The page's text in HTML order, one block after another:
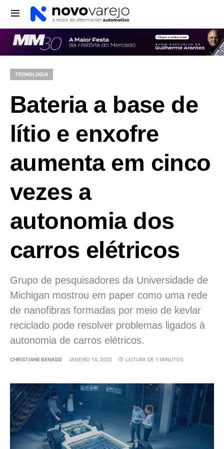
TECNOLOGIA
Bateria a base de
lítio e enxofre
aumenta em cinco
vezes a
autonomia dos
carros elétricos
Grupo de pesquisadores da Universidade de
Michigan mostrou em paper como uma rede
de nanofibras formadas por meio de kevlar
reciclado pode resolver problemas ligados à
autonomia de carros elétricos.
CHRISTIANE BENASSI JANEIRO 14, 2022 LEITURA DE 1 MINUTOS